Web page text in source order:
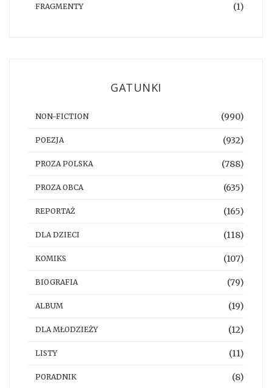
FRAGMENTY (1)
GATUNKI
NON-FICTION (990)
POEZJA (932)
PROZA POLSKA (788)
PROZA OBCA (635)
REPORTAŻ (165)
DLA DZIECI (118)
KOMIKS (107)
BIOGRAFIA (79)
ALBUM (19)
DLA MŁODZIEŻY (12)
LISTY (11)
PORADNIK (8)